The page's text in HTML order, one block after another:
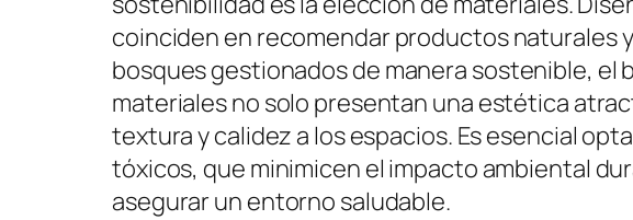
coinciden en recomendar productos naturales
bosques gestionados de manera sostenible, el
materiales no solo presentan una estética
textura y calidez a los espacios. Es esencial
tóxicos, que minimicen el impacto ambiental
asegurar un entorno saludable.